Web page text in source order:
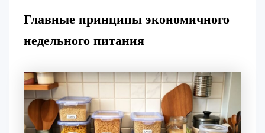
Главные принципы экономичного
недельного питания